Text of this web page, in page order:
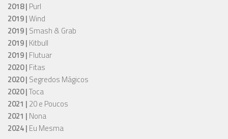
2018 | Purl
2019 |Wind
2019 | Smash & Grab
2019 | Kitbull
2019 | Flutuar
2020 | Fitas
2020 | Segredos Mágicos
2020 |Toca
2021 | 20 e Poucos
2021 | Nona
2024 | Eu Mesma